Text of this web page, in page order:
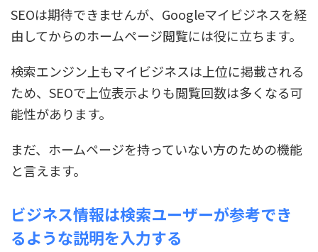
SEOは期待できませんが、Googleマイビジネスを経
由してからのホームページ閲覧には役に立ちます。
検索エンジン上もマイビジネスは上位に掲載される
ため、SEOで上位表示よりも閲覧回数は多くなる可
能性があります。
まだ、ホームページを持っていない方のための機能
と言えます。
ビジネス情報は検索ユーザーが参考でき
るような説明を入力する